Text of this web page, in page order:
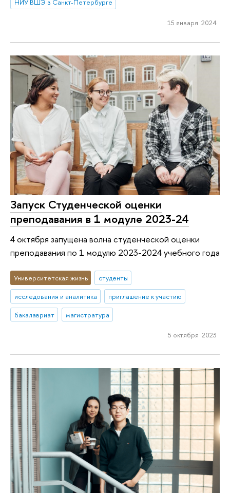
НИУ ВШЭ в Санкт-Петербурге
15 января 2024
Запуск Студенческой оценки
преподавания в 1 модуле 2023-24
4 октября запущена волна студенческой оценки
преподавания по 1 модулю 2023-2024 учебного года
Университетская жизнь
студенты
исследования и аналитика
приглашение к участию
бакалавриат
магистратура
5 октября 2023